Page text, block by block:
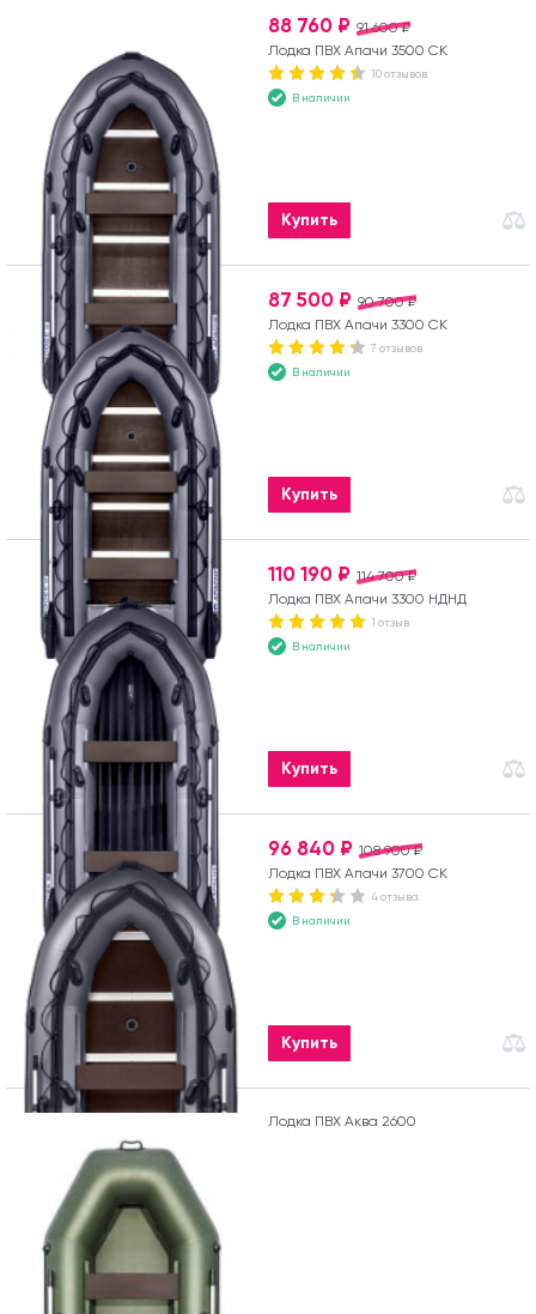
91 600 ₽
88 760 ₽
Лодка ПВХ Апачи 3500 СК
10 отзывов
В наличии
Купить
90 700 ₽
87 500 ₽
Лодка ПВХ Апачи 3300 СК
7 отзывов
В наличии
Купить
114 700 ₽
110 190 ₽
Лодка ПВХ Апачи 3300 НДНД
1 отзыв
В наличии
Купить
108 900 ₽
96 840 ₽
Лодка ПВХ Апачи 3700 СК
4 отзыва
В наличии
Купить
Лодка ПВХ Аква 2600